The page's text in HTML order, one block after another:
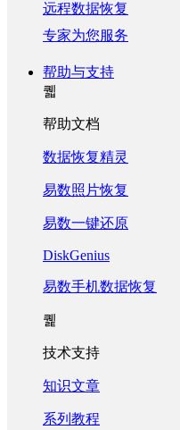
远程数据恢复
专家为您服务
帮助与支持
퀣
帮助文档
数据恢复精灵
易数照片恢复
易数一键还原
DiskGenius
易数手机数据恢复
퀥
技术支持
知识文章
系列教程